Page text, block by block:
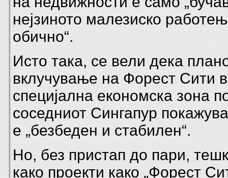
нејзиното малезиско
обично“.
Исто така, се вели дека
вклучување на Форест Сити
специјална економска зона
соседниот Сингапур
е „безбеден и стабилен“.
Но, без пристап до пари,
како проекти како „Форест